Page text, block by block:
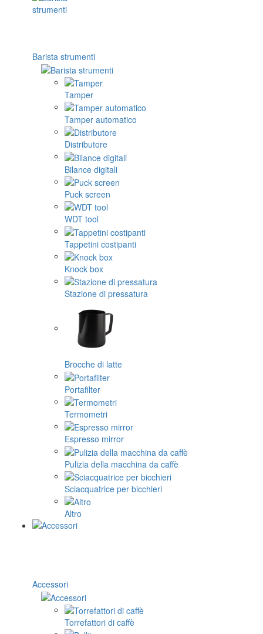
Barista strumenti
Tamper
Tamper automatico
Distributore
Bilance digitali
Puck screen
WDT tool
Tappetini costipanti
Knock box
Stazione di pressatura
Brocche di latte
Portafilter
Termometri
Espresso mirror
Pulizia della macchina da caffè
Sciacquatrice per bicchieri
Altro
Accessori
Torrefattori di caffè